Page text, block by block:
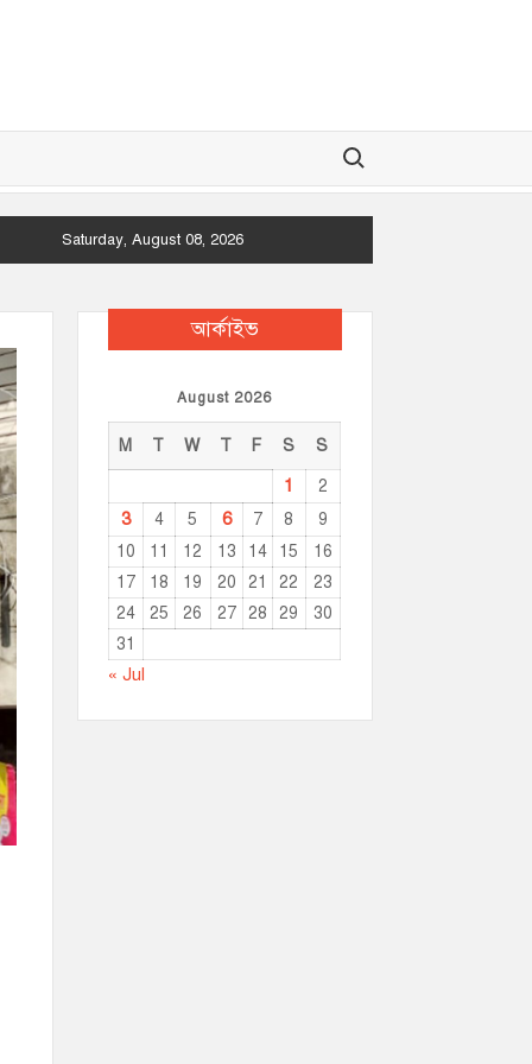
Search for:
Saturday, August 08, 2026
আর্কাইভ
August 2026
M T W T F S S
1 2
3 4 5 6 7 8
9
10
11 12 13 14 15
16
17
18 19 20 21 22
23
24
25 26 27 28 29
30
31
« Jul